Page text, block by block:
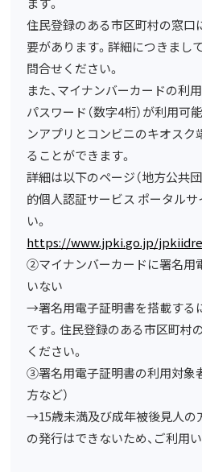
住民登録のある市区町村の窓口
要があります。詳細につきまし
問合せください。
また、マイナンバーカードの利
パスワード（数字4桁）が利用可
ンアプリとコンビニのキオス
ることができます。
詳細は以下のページ（地方公共
的個人認証サービス ポータルサ
い。
https://www.jpki.go.jp/
②マイナンバーカードに署名用
いない
→署名用電子証明書を搭載する
です。住民登録のある市区町村
ください。
③署名用電子証明書の利用対象
方など）
→15歳未満及び成年被後見人の
の発行はできないため、ご利用